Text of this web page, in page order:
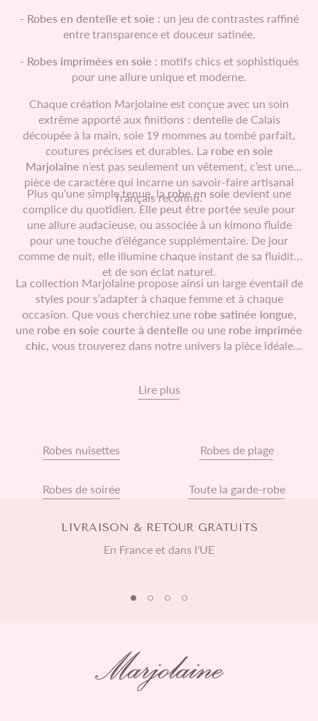
- Robes en dentelle et soie : un jeu de contrastes raffiné
entre transparence et douceur satinée.
- Robes imprimées en soie : motifs chics et sophistiqués
pour une allure unique et moderne.
Chaque création Marjolaine est conçue avec un soin
extrême apporté aux finitions : dentelle de Calais
découpée à la main, soie 19 mommes au tombé parfait,
coutures précises et durables. La robe en soie
Marjolaine n’est pas seulement un vêtement, c’est une
pièce de caractère qui incarne un savoir-faire artisanal
français reconnu.
Plus qu’une simple tenue, larobe en soie devient une
complice du quotidien. Elle peut être portée seule pour
une allure audacieuse, ou associée à un kimono fluide
pour une touche d’élégance supplémentaire. De jour
comme de nuit, elle illumine chaque instant de sa fluidité
et de son éclat naturel.
La collection Marjolaine propose ainsi un large éventail de
styles pour s’adapter à chaque femme et à chaque
occasion. Que vous cherchiez une robe satinée longue,
une robe en soie courte à dentelle ou une robe imprimée
chic, vous trouverez dans notre univers la pièce idéale
Lire plus
Robes nuisettes
Robes de soirée
Robes de plage
Toute la garde-robe
LIVRAISON & RETOUR GRATUITS
En France et dans l'UE